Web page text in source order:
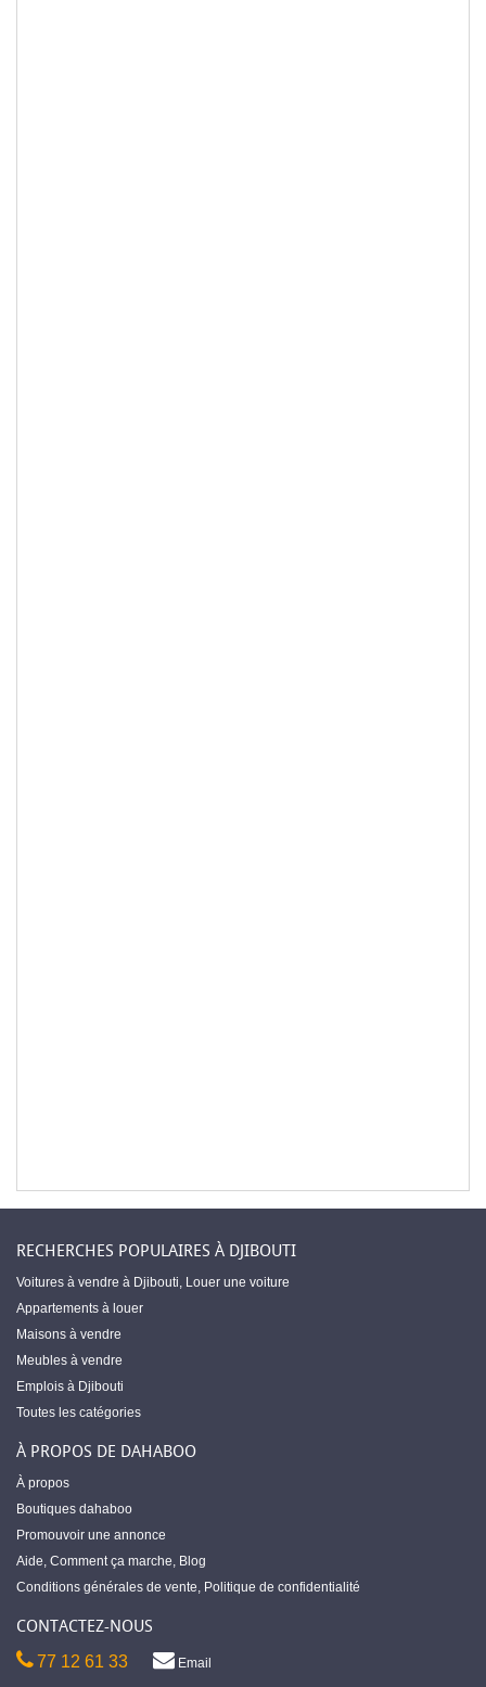
RECHERCHES POPULAIRES À DJIBOUTI
Voitures à vendre à Djibouti, Louer une voiture
Appartements à louer
Maisons à vendre
Meubles à vendre
Emplois à Djibouti
Toutes les catégories
À PROPOS DE DAHABOO
À propos
Boutiques dahaboo
Promouvoir une annonce
Aide, Comment ça marche, Blog
Conditions générales de vente, Politique de confidentialité
CONTACTEZ-NOUS
77 12 61 33 Email